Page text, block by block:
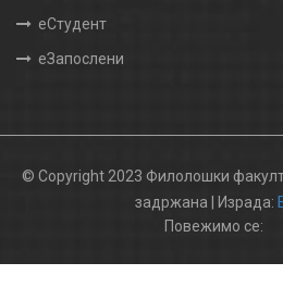
еСтудент
еЗапослени
© Copyright 2023 Филолошки
задржана | Израда:
Повежимо се: